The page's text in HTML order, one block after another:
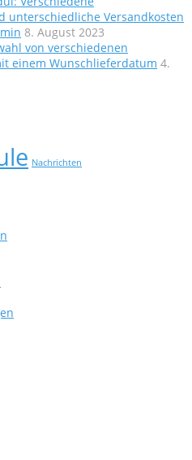
unterschiedliche Versandkosten
8. August 2023
von verschiedenen
einem Wunschlieferdatum 4.
Nachrichten